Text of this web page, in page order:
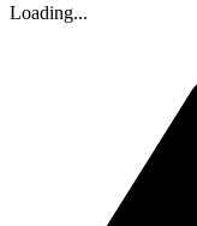
Loading...